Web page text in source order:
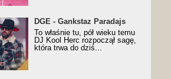
z nagrodą za
Trueschoolowy
Roku (Popkillery 2023)
DGE - Gankstaz Paradajs
To właśnie tu, pół wieku temu
DJ Kool Herc rozpoczął sagę,
która trwa do dziś...